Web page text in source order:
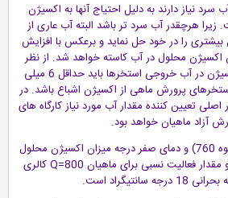
سرد نیاز دارند به دلیل احتیاج آنها به اکسیژن
هرچقدر آب سرد تر باشد البته آب عاری از
را در خود حل نماید و برعکس با افزایش
محلول در آب کاسته خواهد شد. از نظر
پرورش ماهی غلظت اکسیژن در آب خروجی استخرها باید حداقل 6 میلی
پرورش ماهی از اکسیژن اشباع باشد. در
تعیین کننده مقدار آب مورد نیاز کارگاه های
آزاد ماهیان خواهد بود.
در ارتفاع صفر و فشار (جیوه 760) و دمای صفر درجه میزان اکسیژن محلول
5/14 میلی گرم در لیتر و مقدار فعالیت نسبی برای ماهیان Q=800 کالری
است.